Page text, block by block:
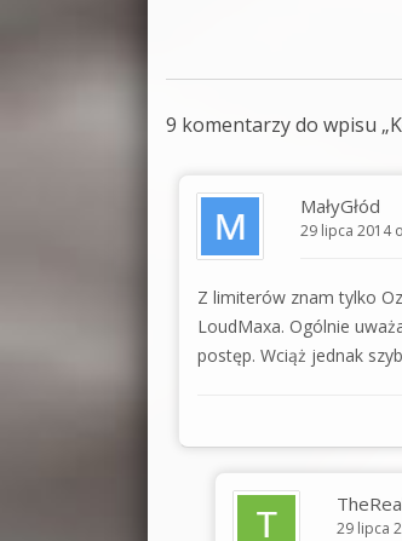
9 komentarzy do wpisu „
MałyGłód
29 lipca 2014
Z limiterów znam tylko
LoudMaxa. Ogólnie
postęp. Wciąż jednak
29 lipca